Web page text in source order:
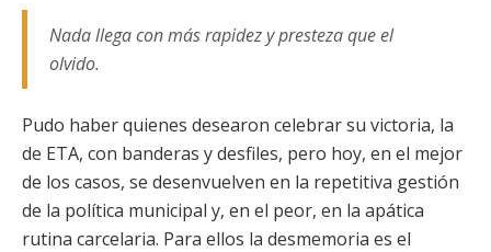
Nada llega con más rapidez y presteza que el
olvido.
Pudo haber quienes desearon celebrar su victoria, la
de ETA, con banderas y desfiles, pero hoy, en el mejor
de los casos, se desenvuelven en la repetitiva gestión
de la política municipal y, en el peor, en la apática
rutina carcelaria. Para ellos la desmemoria es el